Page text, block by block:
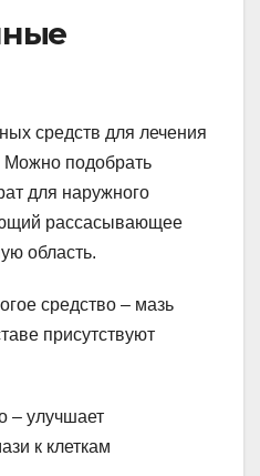
средств для лечения
подобрать
для наружного
рассасывающее
область.
средство – мазь
присутствуют
– улучшает
к клеткам